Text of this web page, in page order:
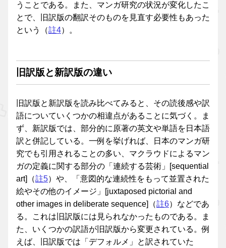
うことである。また、マンガ研究の状況が変化したこ
とで、旧訳版の翻訳そのものを見直す必要性もあった
という（註4）。
旧訳版と新訳版の違い
旧訳版と新訳版を読み比べてみると、その読後感や訳
語についていくつかの相違点があることに気づく。ま
ず、新訳版では、部分的に原著の英文や単語を日本語
訳と併記している。一例を挙げれば、日本のマンガ研
究でも引用されることの多い、マクラウドによるマン
ガの定義に関する部分の「連続する芸術」[sequential
art]（註5）や、「意図的な連続性をもって並置された
絵やその他のイメージ」[juxtaposed pictorial and
other images in deliberate sequence]（註6）などであ
る。これは旧訳版には見られなかったものである。ま
た、いくつかの訳語が旧訳版から変更されている。例
えば、旧訳版では「デフォルメ」と訳されていた